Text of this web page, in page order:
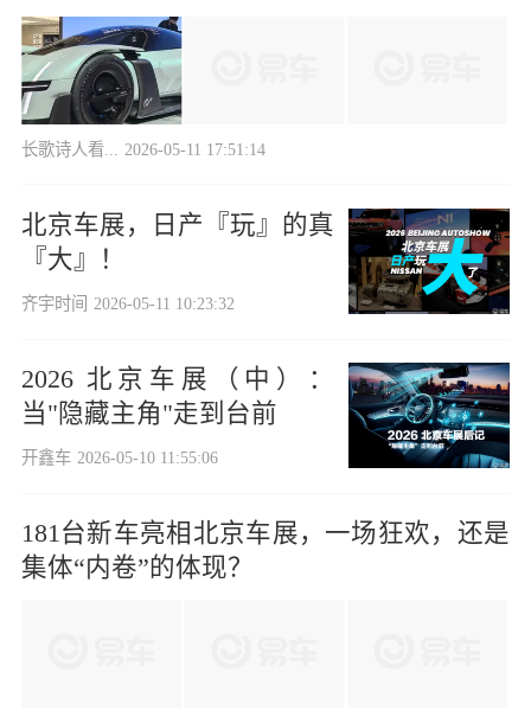
长歌诗人看... 2026-05-11 17:51:14
北京车展，日产『玩』的真
『大』！
齐宇时间 2026-05-11 10:23:32
2026 北京车展（中）：
当"隐藏主角"走到台前
开鑫车 2026-05-10 11:55:06
181台新车亮相北京车展，一场狂欢，还是
集体“内卷”的体现？